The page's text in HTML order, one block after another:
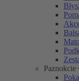
Paznokcie